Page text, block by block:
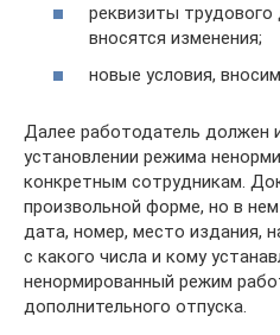
реквизиты
вносятся изменения;
новые условия,
Далее работодатель должен
установлении режима
конкретным сотрудникам.
произвольной форме, но в
дата, номер, место издания,
с какого числа и кому
ненормированный режим
дополнительного отпуска.